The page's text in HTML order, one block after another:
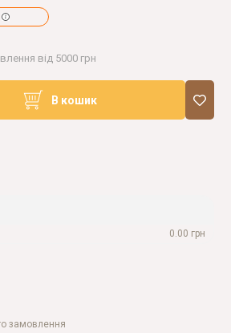
від 5000 грн
В кошик
0.00 грн
замовлення